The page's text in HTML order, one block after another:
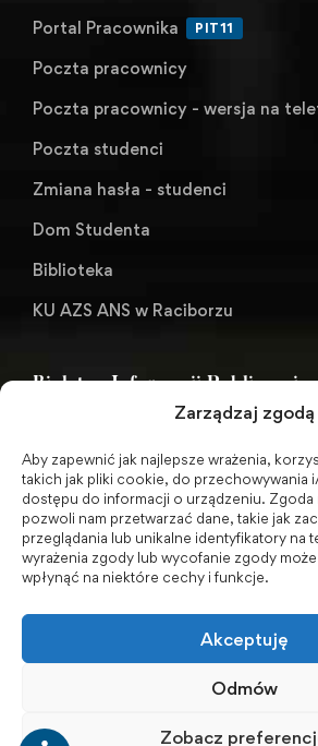
Zarządzaj zgodą
Aby zapewnić jak najlepsze wrażenia,
takich jak pliki cookie, do przechowywania
dostępu do informacji o urządzeniu.
pozwoli nam przetwarzać dane, takie jak
przeglądania lub unikalne identyfikatory na
wyrażenia zgody lub wycofanie zgody
wpłynąć na niektóre cechy i funkcje.
Akceptuję
Odmów
Zobacz
Portal Pracownika
PIT11
Poczta pracownicy
Poczta pracownicy - wersja na
Poczta studenci
Zmiana hasła - studenci
Dom Studenta
Biblioteka
KU AZS ANS w Raciborzu
Biuletyn Informacji Publicznej
BIP - Biuletyn Informacji Publicznej
archiwum
Social Media